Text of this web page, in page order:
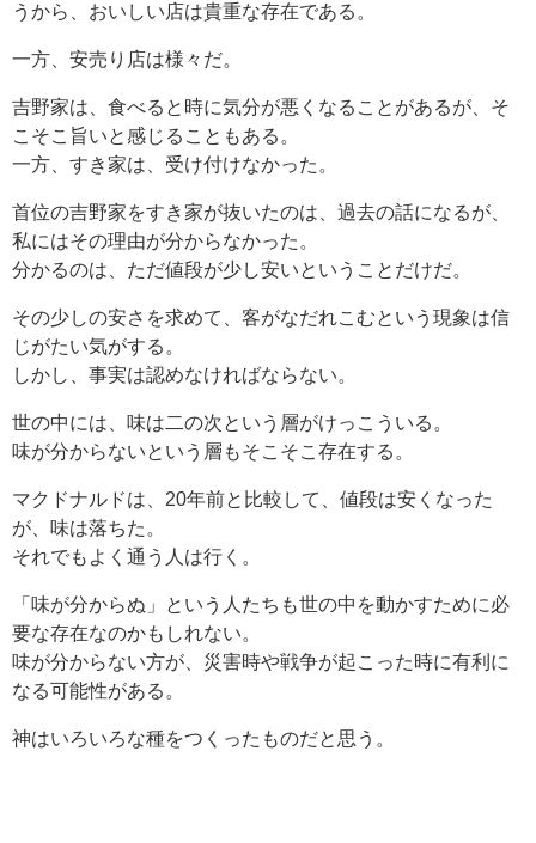
うから、おいしい店は貴重な存在である。
一方、安売り店は様々だ。
吉野家は、食べると時に気分が悪くなることがあるが、そ
こそこ旨いと感じることもある。
一方、すき家は、受け付けなかった。
首位の吉野家をすき家が抜いたのは、過去の話になるが、
私にはその理由が分からなかった。
分かるのは、ただ値段が少し安いということだけだ。
その少しの安さを求めて、客がなだれこむという現象は信
じがたい気がする。
しかし、事実は認めなければならない。
世の中には、味は二の次という層がけっこういる。
味が分からないという層もそこそこ存在する。
マクドナルドは、20年前と比較して、値段は安くなった
が、味は落ちた。
それでもよく通う人は行く。
「味が分からぬ」という人たちも世の中を動かすために必
要な存在なのかもしれない。
味が分からない方が、災害時や戦争が起こった時に有利に
なる可能性がある。
神はいろいろな種をつくったものだと思う。